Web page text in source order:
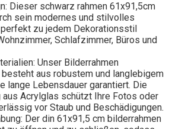
Dieser schwarz rahmen 61x91,5cm
sein modernes und stilvolles
zu jedem Dekorationsstil
Schlafzimmer, Büros und
Unser Bilderrahmen
aus robustem und langlebigem
lange Lebensdauer garantiert. Die
aus Acrylglas schützt Ihre Fotos oder
vor Staub und Beschädigungen.
Der din 61x91,5 cm bilderrahmen